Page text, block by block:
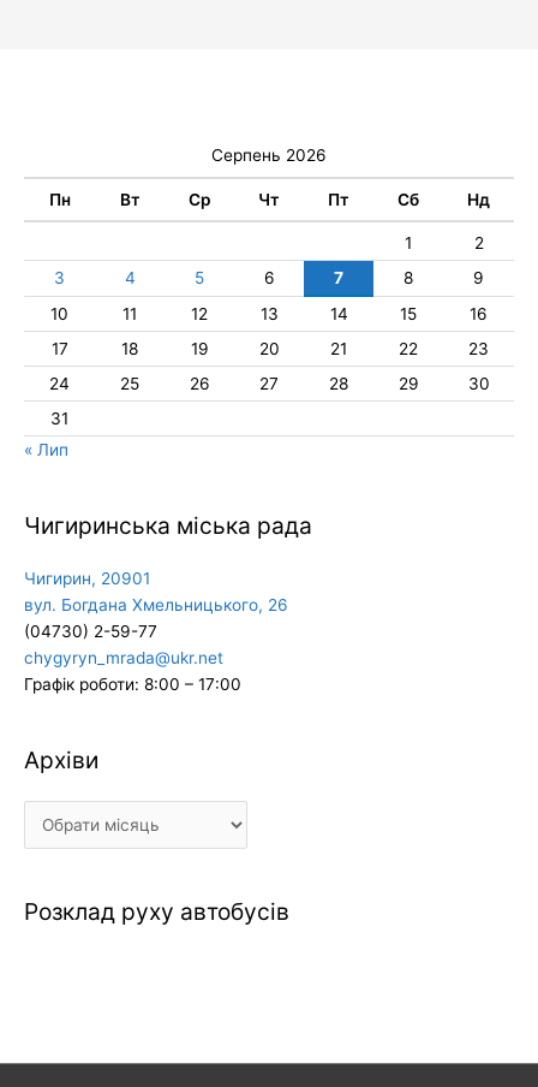
Серпень 2026
Пн Вт Ср Чт Пт Сб Нд
1
2
3
4 5 6 7 8
9
10
11 12 13 14 15
16
17
18 19 20 21 22
23
24
25 26 27 28 29
30
31
« Лип
Чигиринська міська рада
Чигирин, 20901
вул. Богдана Хмельницького, 26
(04730) 2-59-77
chygyryn_mrada@ukr.net
Графік роботи: 8:00 – 17:00
Архіви
Архіви
Розклад руху автобусів